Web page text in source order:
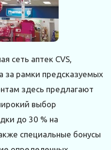
сеть аптек CVS,
за рамки предсказуемых
здесь предлагают
выбор
до 30 % на
специальные бонусы